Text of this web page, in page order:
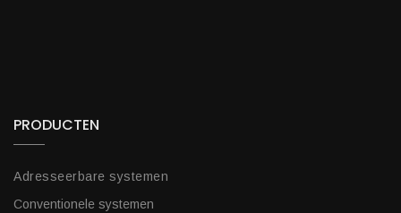
PRODUCTEN
Adresseerbare systemen
Conventionele systemen